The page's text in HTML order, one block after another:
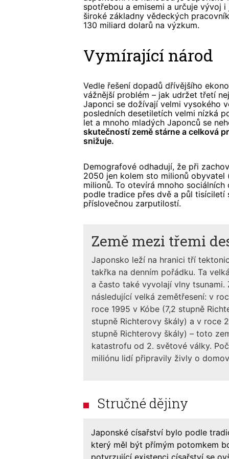
spotřebou a emisemi a určuje vývoj
široké základny vědeckých
130 miliard dolarů na výzkum.
Vymírající národ
Vedle řešení dopadů dřívějšího
vážnější problém – jak udržet třetí
Japonci se dožívají velmi vysokého
posledních desetiletích velmi nízká
let a mnoho mladých Japonců se
skutečností země stárne a celková
snižuje.
Demografové odhadují, že při
2050 jen kolem sto milionů obyvatel
milionů. To otevírá mnoho
podle tradice přes dvě a půl
příslovečnou zarputilostí.
Země mezi třemi
Japonsko leží na hranici tří
takřka na denním pořádku. Ta
a často také vyvolají vlny
následující velká zemětřesení: v
roce 1995 v Kóbe (7,2 stupně
stupně Richterovy škály) a v roce
stupně Richterovy škály) – toto
katastrofu od 2. světové války.
miliónu lidí připravily živly o
Stručné dějiny
Japonské císařství bylo podle
který měl být přímým potomkem